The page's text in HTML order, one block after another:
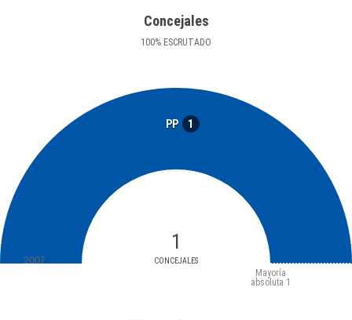
Concejales
100% ESCRUTADO
PP 1
1
CONCEJALES
Mayoría
absoluta 1
2007